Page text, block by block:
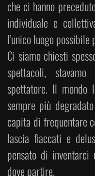
che ci hanno
individuale e
l’unico luogo
Ci siamo chiesti
spettacoli, stavamo
spettatore. Il
sempre più
capita di frequentare
lascia fiaccati e
pensato di
dove partire.